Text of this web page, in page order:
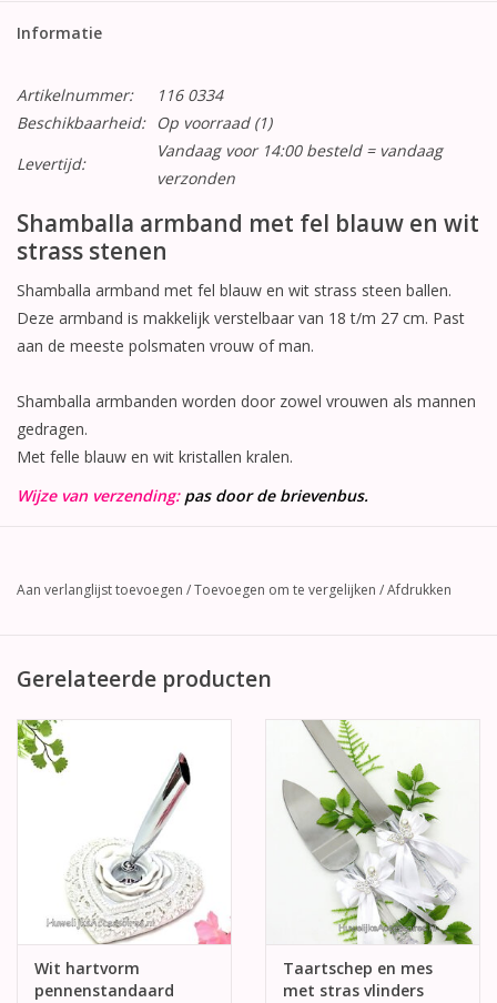
Informatie
Artikelnummer:
116 0334
Beschikbaarheid:
Op voorraad(1)
Levertijd:
Vandaag voor 14:00 besteld = vandaag
verzonden
Shamballa armband met fel blauw en wit
strass stenen
Shamballa armband met fel blauw en wit strass steen ballen.
Deze armband is makkelijk verstelbaar van 18 t/m 27 cm. Past
aan de meeste polsmaten vrouw of man.
Shamballa armbanden worden door zowel vrouwen als mannen
gedragen.
Met felle blauw en wit kristallen kralen.
Wijze van verzending: pas door de brievenbus.
Aan verlanglijst toevoegen /Toevoegen om te vergelijken /Afdrukken
Gerelateerde producten
Wit hartvorm
pennenstandaard
Taartschep en mes
met stras vlinders